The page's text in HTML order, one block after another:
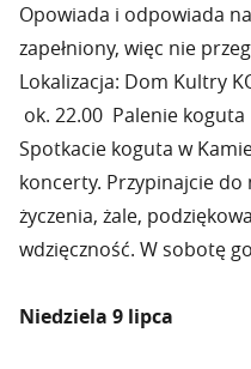
Opowiada i odpowiada
zapełniony, więc nie
Lokalizacja: Dom Kultry
ok. 22.00 Palenie koguta
Spotkacie koguta w
koncerty. Przypinajcie
życzenia, żale,
wdzięczność. W sobotę
Niedziela 9 lipca